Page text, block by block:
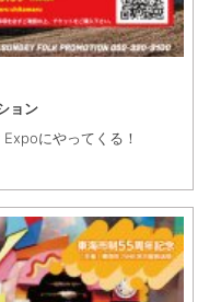
ョン
にやってくる！